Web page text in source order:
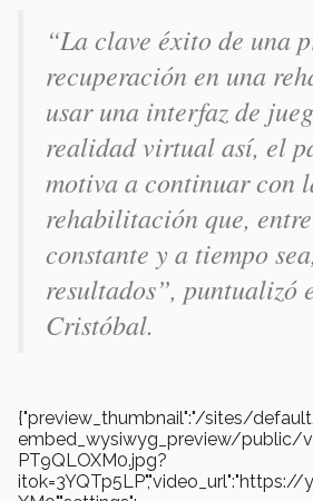
“La clave éxito de una
recuperación en una
usar una interfaz de
realidad virtual así, el
motiva a continuar con
rehabilitación que,
constante y a tiempo
resultados”, puntualizó
Cristóbal.
{"preview_thumbnail":"/sites/
embed_wysiwyg_preview/public/
PT9QLOXM0.jpg?